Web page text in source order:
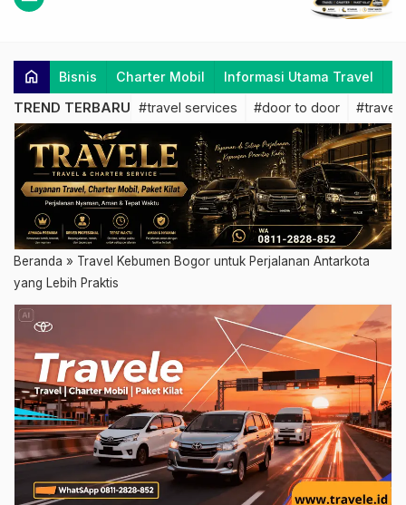
home Bisnis Charter Mobil Informasi Utama Travel
TREND TERBARU #travel services #door to door #travel
Beranda » Travel Kebumen Bogor untuk Perjalanan Antarkota
yang Lebih Praktis